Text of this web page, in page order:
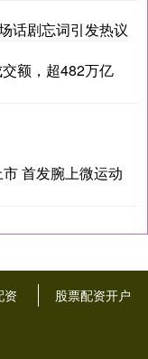
话剧忘词引发热议
额，超482万亿
首发腕上微运动
资 股票配资开户